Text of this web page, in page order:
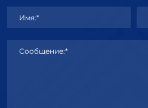
Имя:*
Сообщение:*